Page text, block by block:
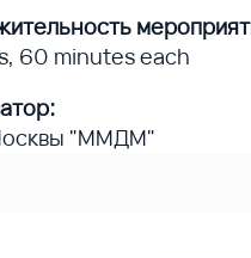
60 minutes each
"ММДМ"